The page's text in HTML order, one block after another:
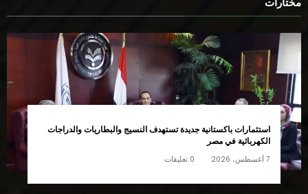
استثمارات باكستانية جديدة تستهدف النسيج والبطاريات والدراجات
الكهربائية في مصر
7 أغسطس، 2026 0 تعليقات